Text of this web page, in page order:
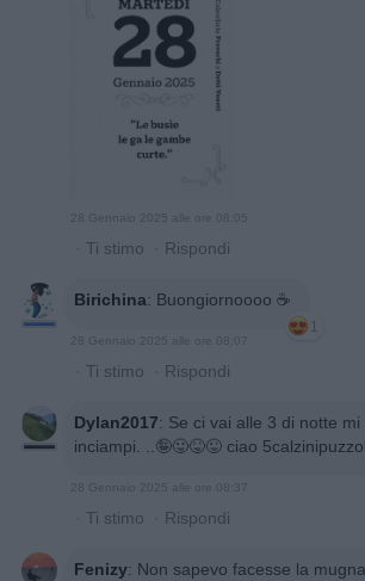
28 Gennaio 2025 alle ore 08:05
· Ti stimo · Rispondi
Birichina: Buongiornoooo ☕️
1
28 Gennaio 2025 alle ore 08:07
· Ti stimo · Rispondi
Dylan2017: Se ci vai alle 3 di notte mi
inciampi. ..🤪😛😝😜 ciao
28 Gennaio 2025 alle ore 08:37
· Ti stimo · Rispondi
Fenizy: Non sapevo facesse la